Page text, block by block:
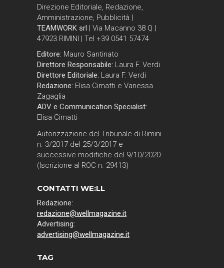
Direzione Editoriale, Redazione,
Amministrazione, Pubblicità |
TEAMWORK srl
| Via Macanno 38 Q |
47923 RIMINI | Tel +39 0541 57474
Editore: Mauro Santinato
Direttore Responsabile: Laura F. Verdi
Direttore Editoriale: Laura F. Verdi
Redazione: Elisa Cimatti e Vanessa
Zagaglia
ADV e Communication Specialist:
Elisa Cimatti
Autorizzazione del Tribunale di Rimini
n. 3/2017 del 25/3/2017 e
successive modifiche del 9/10/2020
(Iscrizione al ROC n. 29413)
CONTATTI WE:LL
Redazione:
redazione@wellmagazine.it
Advertising:
advertising@wellmagazine.it
TAG